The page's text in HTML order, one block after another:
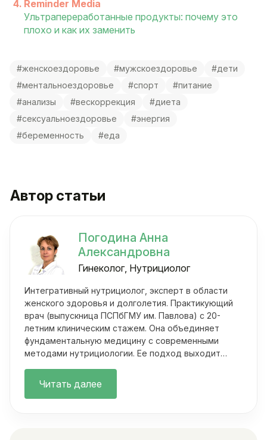
Reminder Media
Ультрапереработанные продукты: почему это
плохо и как их заменить
#женскоездоровье #мужскоездоровье
#дети
#ментальноездоровье
#спорт
#питание
#анализы
#вескоррекция
#диета
#сексуальноездоровье
#энергия
#беременность
#еда
Автор статьи
Погодина Анна
Александровна
Гинеколог, Нутрициолог
Интегративный нутрициолог, эксперт в области
женского здоровья и долголетия. Практикующий
врач (выпускница ПСПбГМУ им. Павлова) с 20-
летним клиническим стажем. Она объединяет
фундаментальную медицину с современными
методами нутрициологии. Ее подход выходит
Читать далее